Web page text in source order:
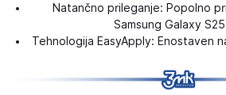
Natančno prileganje: Popolno
Samsung Galaxy
Tehnologija EasyApply: Enostaven